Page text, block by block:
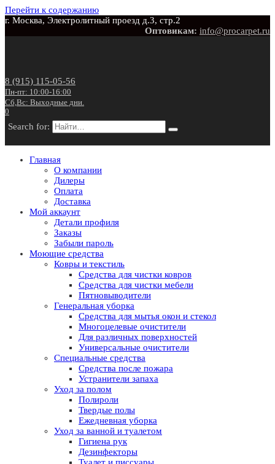
Перейти к содержанию
г. Москва, Электролитный проезд д.3, стр.2
Оптовикам: info@procarpet.ru
8 (915) 115-05-56
Пн-пт: 10:00-16:00
Сб,Вс: Выходные дни.
0
Search for:
Главная
О компании
Дилеры
Оплата
Доставка
Мой аккаунт
Детали профиля
Заказы
Забыли пароль
Моющие средства
Ковры и текстиль
Средства для чистки ковров
Средства для чистки мебели
Пятновыводители
Генеральная уборка
Средства для мытья окон и стекол
Многоцелевые очистители
Для различных поверхностей
Универсальные очистители
Специальные средства
Средства после пожара
Устранители запаха
Уход за полом
Полироли
Твердые полы
Ежедневная уборка
Уход за ванной и туалетом
Гигиена рук
Дезинфекторы